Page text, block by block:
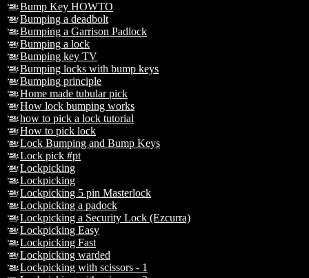
Bump Key HOWTO
Bumping a deadbolt
Bumping a Garrison Padlock
Bumping a lock
Bumping key TV
Bumping locks with bump keys
Bumping principle
Home made tubular pick
How lock bumping works
how to pick a lock tutorial
How to pick lock
Lock Bumping and Bump Keys
Lock pick #pt
Lockpicking
Lockpicking
Lockpicking 5 pin Masterlock
Lockpicking a padock
Lockpicking a Security Lock (Ezcurra)
Lockpicking Easy
Lockpicking Fast
Lockpicking warded
Lockpicking with scissors - 1